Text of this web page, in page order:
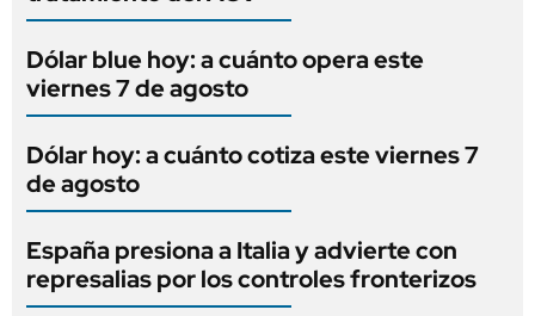
Dólar blue hoy: a cuánto opera este
viernes 7 de agosto
Dólar hoy: a cuánto cotiza este viernes 7
de agosto
España presiona a Italia y advierte con
represalias por los controles fronterizos